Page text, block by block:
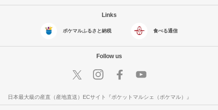
Links
ポケマルふるさと納税 食べる通信
Follow us
日本最大級の産直（産地直送）ECサイト『ポケットマルシェ（ポケマル）』